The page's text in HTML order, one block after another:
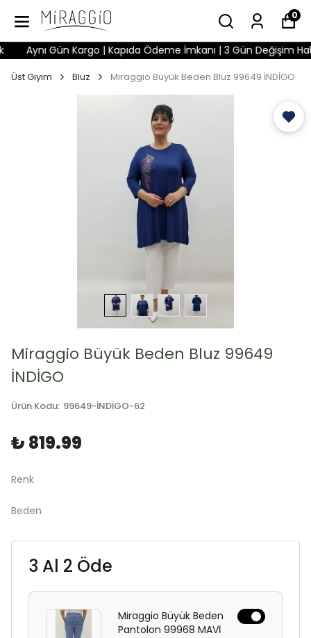
0
Aynı Gün Kargo | Kapıda Ödeme İmkanı | 3 Gün Değişim
Üst Giyim Bluz Miraggio Büyük Beden Bluz 99649 İNDİGO
Miraggio Büyük Beden Bluz 99649
İNDİGO
Ürün Kodu: 99649-İNDİGO-62
₺ 819.99
Renk
Beden
3 Al 2 Öde
Miraggio Büyük Beden
Pantolon 99968 MAVİ